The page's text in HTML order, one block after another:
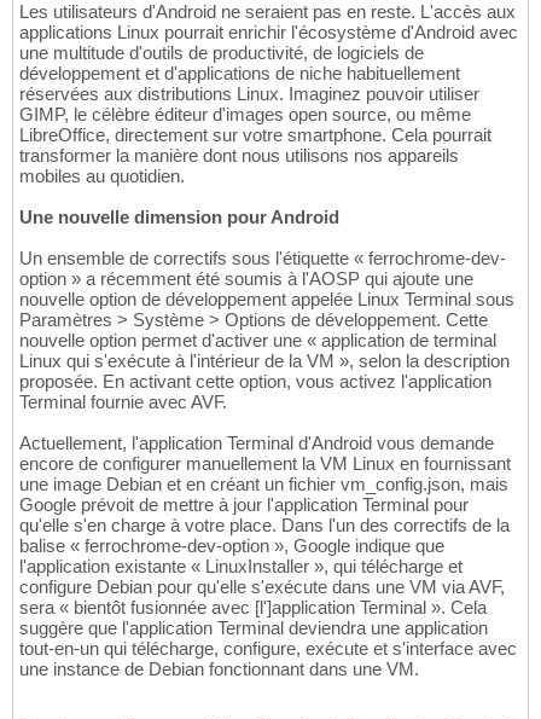
Les utilisateurs d'Android ne seraient pas en reste. L'accès aux
applications Linux pourrait enrichir l'écosystème d'Android avec
une multitude d'outils de productivité, de logiciels de
développement et d'applications de niche habituellement
réservées aux distributions Linux. Imaginez pouvoir utiliser
GIMP, le célèbre éditeur d'images open source, ou même
LibreOffice, directement sur votre smartphone. Cela pourrait
transformer la manière dont nous utilisons nos appareils
mobiles au quotidien.
Une nouvelle dimension pour Android
Un ensemble de correctifs sous l'étiquette « ferrochrome-dev-
option » a récemment été soumis à l'AOSP qui ajoute une
nouvelle option de développement appelée Linux Terminal sous
Paramètres > Système > Options de développement. Cette
nouvelle option permet d'activer une « application de terminal
Linux qui s'exécute à l'intérieur de la VM », selon la description
proposée. En activant cette option, vous activez l'application
Terminal fournie avec AVF.
Actuellement, l'application Terminal d'Android vous demande
encore de configurer manuellement la VM Linux en fournissant
une image Debian et en créant un fichier vm_config.json, mais
Google prévoit de mettre à jour l'application Terminal pour
qu'elle s'en charge à votre place. Dans l'un des correctifs de la
balise « ferrochrome-dev-option », Google indique que
l'application existante « LinuxInstaller », qui télécharge et
configure Debian pour qu'elle s'exécute dans une VM via AVF,
sera « bientôt fusionnée avec [l']application Terminal ». Cela
suggère que l'application Terminal deviendra une application
tout-en-un qui télécharge, configure, exécute et s'interface avec
une instance de Debian fonctionnant dans une VM.